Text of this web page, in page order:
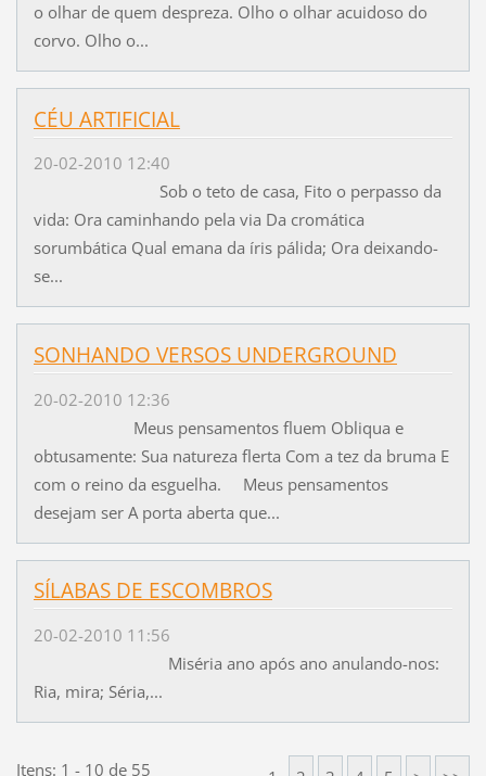
o olhar de quem despreza. Olho o olhar acuidoso do
corvo. Olho o...
CÉU ARTIFICIAL
20-02-2010 12:40
Sob o teto de casa, Fito o perpasso da
vida: Ora caminhando pela via Da cromática
sorumbática Qual emana da íris pálida; Ora deixando-
se...
SONHANDO VERSOS UNDERGROUND
20-02-2010 12:36
Meus pensamentos fluem Obliqua e
obtusamente: Sua natureza flerta Com a tez da bruma E
com o reino da esguelha. Meus pensamentos
desejam ser A porta aberta que...
SÍLABAS DE ESCOMBROS
20-02-2010 11:56
Miséria ano após ano anulando-nos:
Ria, mira; Séria,...
Itens: 1 - 10 de 55